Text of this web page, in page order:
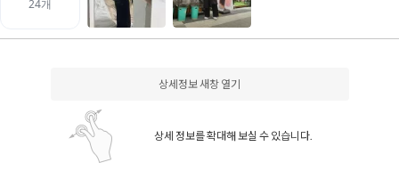
상세정보 새창 열기
상세 정보를 확대해 보실 수 있습니다.